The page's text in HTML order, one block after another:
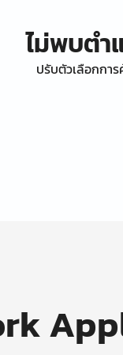
ไม่พบต
ปรับตัวเลือกกา